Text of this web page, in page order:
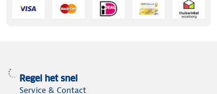
Regel het snel
Service & Contact